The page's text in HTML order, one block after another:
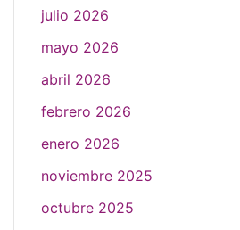
julio 2026
mayo 2026
abril 2026
febrero 2026
enero 2026
noviembre 2025
octubre 2025